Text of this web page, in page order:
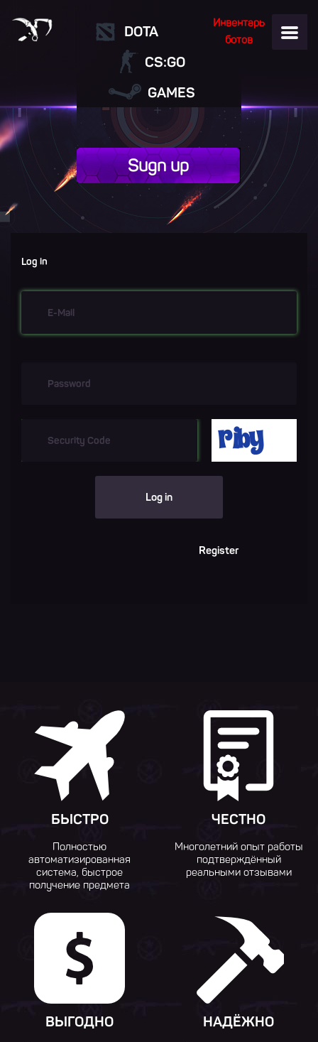
Инвентарь
ботов
DOTA
CS:GO
GAMES
Sugn up
Log in
Log in
Register
БЫСТРО
Полностью
автоматизированная
система, быстрое
получение предмета
ЧЕСТНО
Многолетний опыт работы
подтверждённый
реальными отзывами
ВЫГОДНО НАДЁЖНО